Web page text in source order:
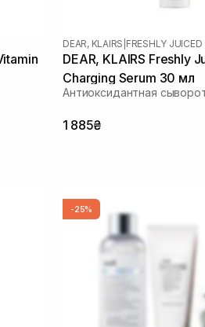
DEAR, KLAIRS FRESHLY JUICED
DEAR, KLAIRS Freshly
Charging Serum 30 мл
Антиоксидантная
1 885₴
-25%